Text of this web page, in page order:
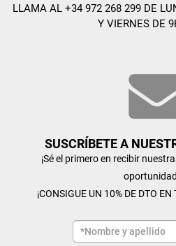
LLAMA AL +34 972 268 299 DE
Y VIERNES DE
SUSCRÍBETE A
¡Sé el primero en recibir
¡CONSIGUE UN 10% DE DTO